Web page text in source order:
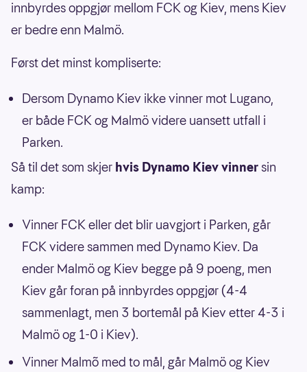
innbyrdes oppgjør mellom FCK og Kiev, mens Kiev
er bedre enn Malmö.
Først det minst kompliserte:
Dersom Dynamo Kiev ikke vinner mot Lugano,
er både FCK og Malmö videre uansett utfall i
Parken.
Så til det som skjer hvis Dynamo Kiev vinner sin
kamp:
Vinner FCK eller det blir uavgjort i Parken, går
FCK videre sammen med Dynamo Kiev. Da
ender Malmö og Kiev begge på 9 poeng, men
Kiev går foran på innbyrdes oppgjør (4-4
sammenlagt, men 3 bortemål på Kiev etter 4-3 i
Malmö og 1-0 i Kiev).
Vinner Malmõ med to mål, går Malmö og Kiev